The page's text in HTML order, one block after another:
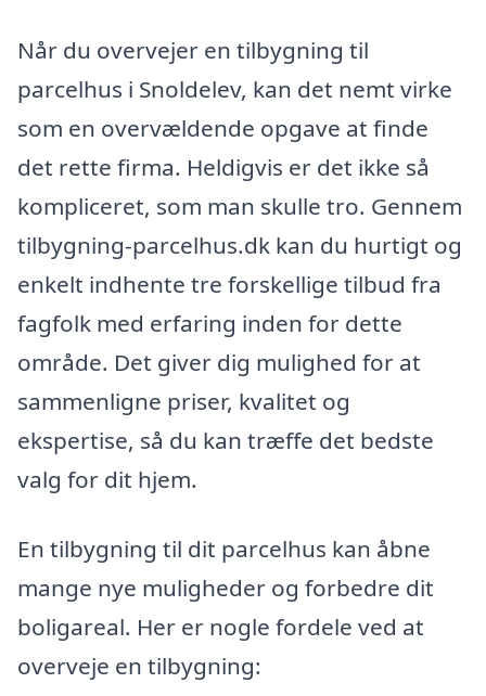
Når du overvejer en tilbygning til
parcelhus i Snoldelev, kan det nemt virke
som en overvældende opgave at finde
det rette firma. Heldigvis er det ikke så
kompliceret, som man skulle tro. Gennem
tilbygning-parcelhus.dk kan du hurtigt og
enkelt indhente tre forskellige tilbud fra
fagfolk med erfaring inden for dette
område. Det giver dig mulighed for at
sammenligne priser, kvalitet og
ekspertise, så du kan træffe det bedste
valg for dit hjem.
En tilbygning til dit parcelhus kan åbne
mange nye muligheder og forbedre dit
boligareal. Her er nogle fordele ved at
overveje en tilbygning: